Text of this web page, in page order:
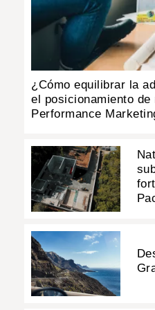
¿Cómo equilibrar la
el posicionamiento de
Performance